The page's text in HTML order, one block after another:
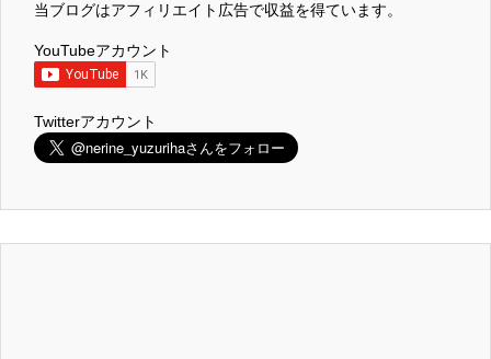
当ブログはアフィリエイト広告で収益を得ています。
YouTubeアカウント
Twitterアカウント